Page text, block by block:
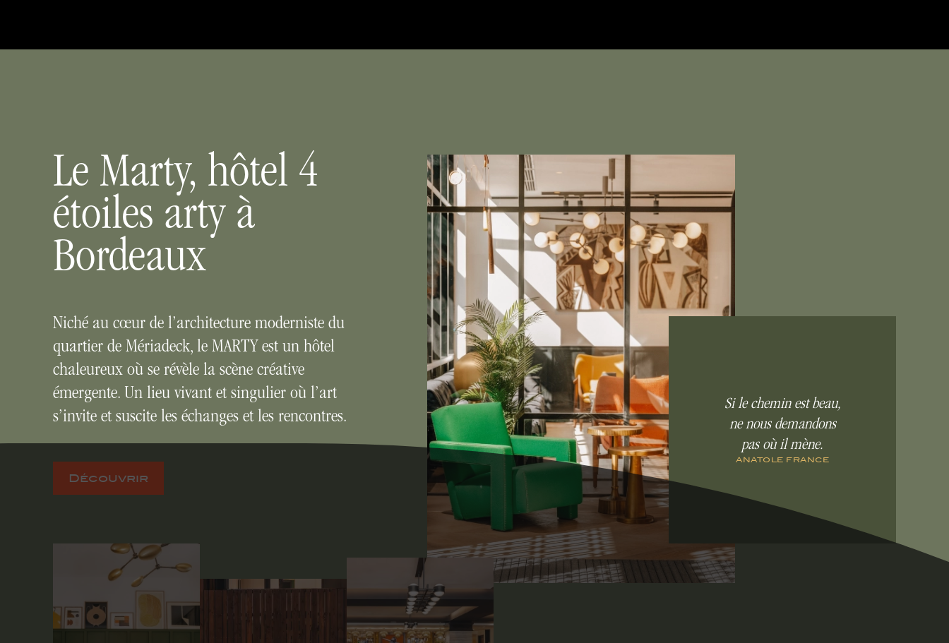
Le Marty, hôtel 4
étoiles arty à
Bordeaux
Niché au cœur de l’architecture moderniste du
quartier de Mériadeck, le MARTY est un hôtel
chaleureux où se révèle la scène créative
émergente. Un lieu vivant et singulier où l’art
s’invite et suscite les échanges et les rencontres.
Découvrir
Si le chemin est beau,
ne nous demandons
pas où il mène.
ANATOLE FRANCE